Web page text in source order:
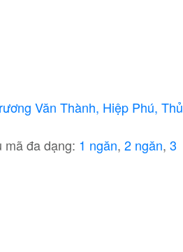
Văn Thành, Hiệp Phú, Thủ
mã đa dạng: 1 ngăn, 2 ngăn, 3